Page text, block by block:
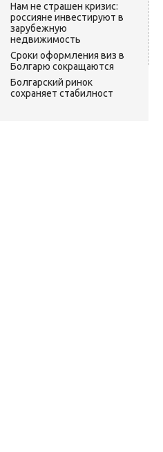
Нам не страшен кризис:
россияне инвестируют в
зарубежную
недвижимость
Сроки оформления виз в
Болгарю сокращаются
Болгарский ринок
сохраняет стабилност